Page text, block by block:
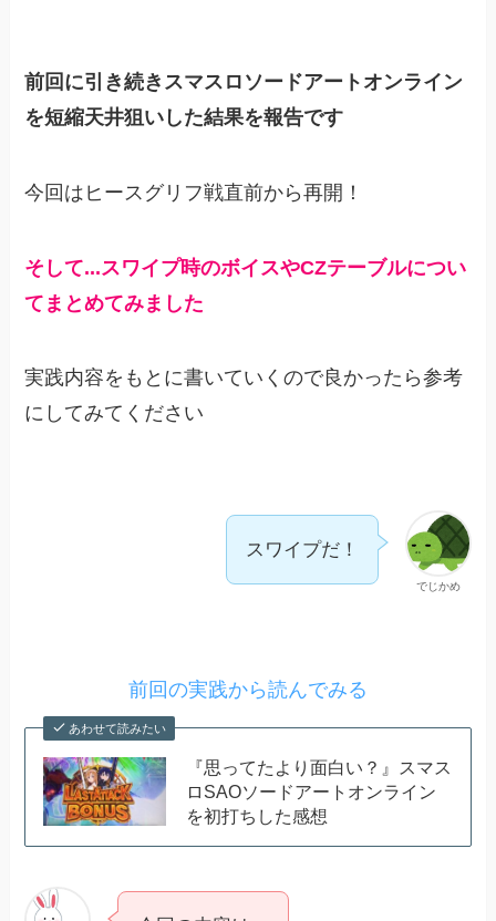
前回に引き続きスマスロソードアートオンライン
を短縮天井狙いした結果を報告です
今回はヒースグリフ戦直前から再開！
そして...スワイプ時のボイスやCZテーブルについ
てまとめてみました
実践内容をもとに書いていくので良かったら参考
にしてみてください
でじかめ
スワイプだ！
前回の実践から読んでみる
あわせて読みたい
『思ってたより面白い？』スマス
ロSAOソードアートオンライン
を初打ちした感想